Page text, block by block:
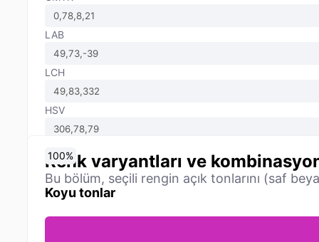
LAB
LCH
HSV
Renk varyantları ve
Bu bölüm, seçili rengin açık tonlarını (saf
Koyu tonlar
0%
10%
20%
30%
40%
50%
60%
70%
80%
90%
100%